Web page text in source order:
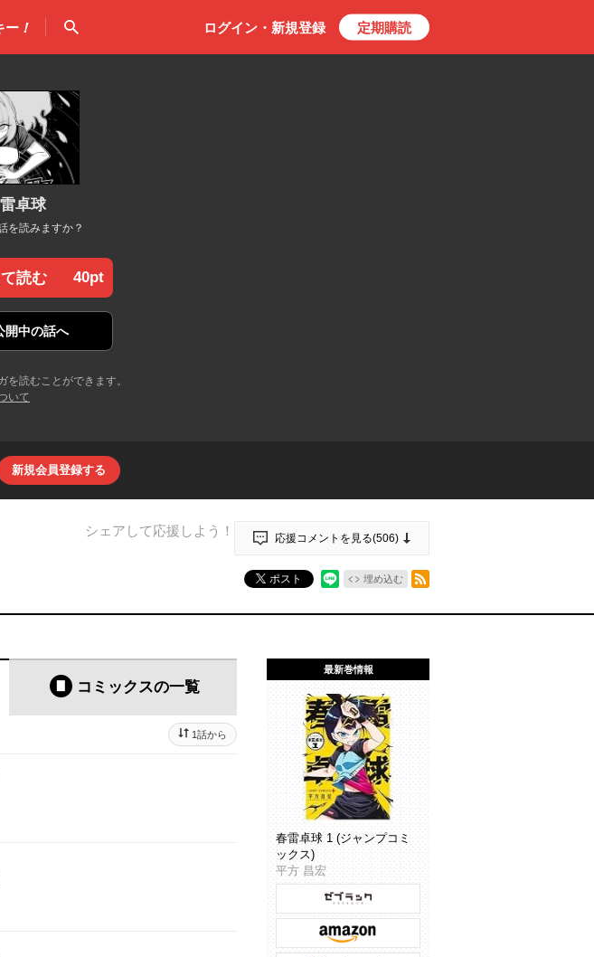
ー！ 検索 ログイン・ 新規登録 定期購読
卓球
を読みますか？
読む 40pt
開中の話へ
読むことができます。
いて
新規会員登録する
シェアして応援しよう！ 応援コメントを見る(506)
ポスト 埋め込む
コミックスの一覧
1話から
最新巻情報
春雷卓球 1 (ジャンプコミ
ックス)
平方 昌宏